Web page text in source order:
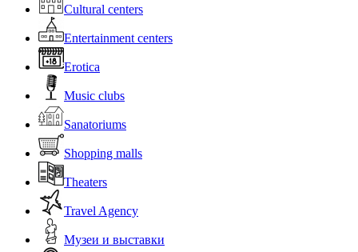
Cultural centers
Entertainment centers
Erotica
Music clubs
Sanatoriums
Shopping malls
Theaters
Travel Agency
Музеи и выставки